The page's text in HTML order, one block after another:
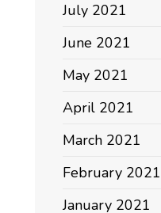
July 2021
June 2021
May 2021
April 2021
March 2021
February 2021
January 2021